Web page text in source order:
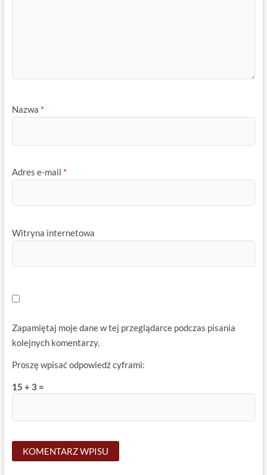
Nazwa *
Adres e-mail *
Witryna internetowa
Zapamiętaj moje dane w tej przeglądarce podczas pisania
kolejnych komentarzy.
Proszę wpisać odpowiedź cyframi:
15 + 3 =